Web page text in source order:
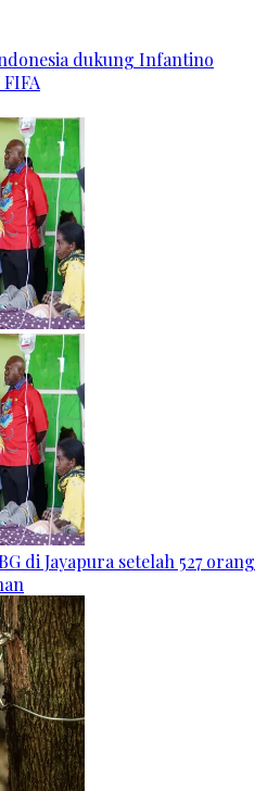
dukung Infantino
di Jayapura setelah 527 orang